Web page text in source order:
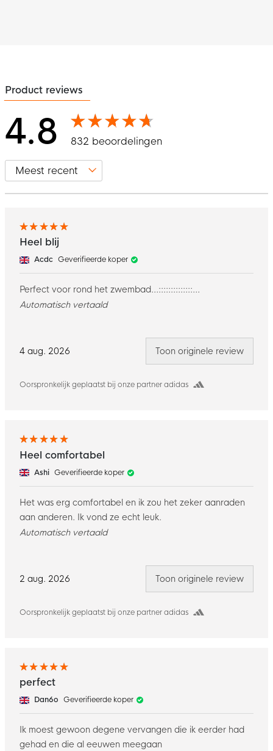
Product reviews
4.8 832 beoordelingen
4 aug. 2026
Oorspronkelijk geplaatst bij onze partner adidas
Heel blij
Acdc Geverifieerde koper
Perfect voor rond het zwembad...::::::::::::::...
Automatisch vertaald
Toon originele review
2 aug. 2026
Oorspronkelijk geplaatst bij onze partner adidas
Heel comfortabel
Ashi Geverifieerde koper
Het was erg comfortabel en ik zou het zeker aanraden
aan anderen. Ik vond ze echt leuk.
Automatisch vertaald
Toon originele review
perfect
Dan6o Geverifieerde koper
Ik moest gewoon degene vervangen die ik eerder had
gehad en die al eeuwen meegaan